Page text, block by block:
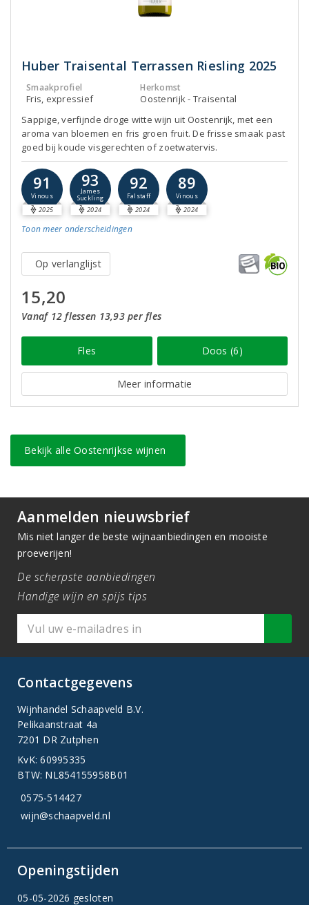
Huber Traisental Terrassen Riesling 2025
Smaakprofiel
Fris, expressief
Herkomst
Oostenrijk - Traisental
Sappige, verfijnde droge witte wijn uit Oostenrijk, met een
aroma van bloemen en fris groen fruit. De frisse smaak past
goed bij koude visgerechten of zoetwatervis.
91
Vinous
2025
93
James
Suckling
2024
92
Falstaff
2024
89
Vinous
2024
Toon meer onderscheidingen
Op verlanglijst
15,20
Vanaf 12 flessen 13,93 per fles
Fles Doos (6)
Meer informatie
Bekijk alle Oostenrijkse wijnen
Aanmelden nieuwsbrief
Mis niet langer de beste wijnaanbiedingen en mooiste
proeverijen!
De scherpste aanbiedingen
Handige wijn en spijs tips
Contactgegevens
Wijnhandel Schaapveld B.V.
Pelikaanstraat 4a
7201 DR Zutphen
KvK: 60995335
BTW: NL854155958B01
0575-514427
wijn@schaapveld.nl
Openingstijden
05-05-2026 gesloten